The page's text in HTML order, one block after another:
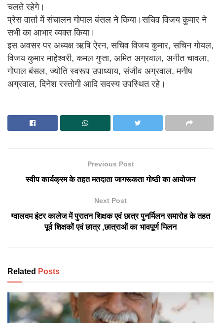
चलते रहेगे।
प्रेस वार्ता में संचालन गोपाल बंसल ने किया।सचिव विजय कुमार ने
सभी का आभार व्यक्त किया।
इस अवसर पर अध्यक्ष ऋषि ऐरन, सचिव विजय कुमार, सचिन गोयल,
विजय कुमार माहेश्वरी, कमल गुप्ता, अमित अग्रवाल, अनीत चावला,
गोपाल बंसल, ज्योति स्वरूप उपाध्याय, संजीव अग्रवाल, मनीष
अग्रवाल, दिनेश रस्तोगी आदि सदस्य उपस्थित रहे।
Previous Post
स्वीप कार्यक्रम के तहत मतदाता जागरूकता गोष्ठी का आयोजन
Next Post
ग्वालदम इंटर कालेज में पुरातन शिक्षक एवं छात्र पुनर्मिलन समारोह के तहत
पूर्व शिक्षकों एवं छात्र ,छात्राओं का भावपूर्ण मिलन
Related Posts